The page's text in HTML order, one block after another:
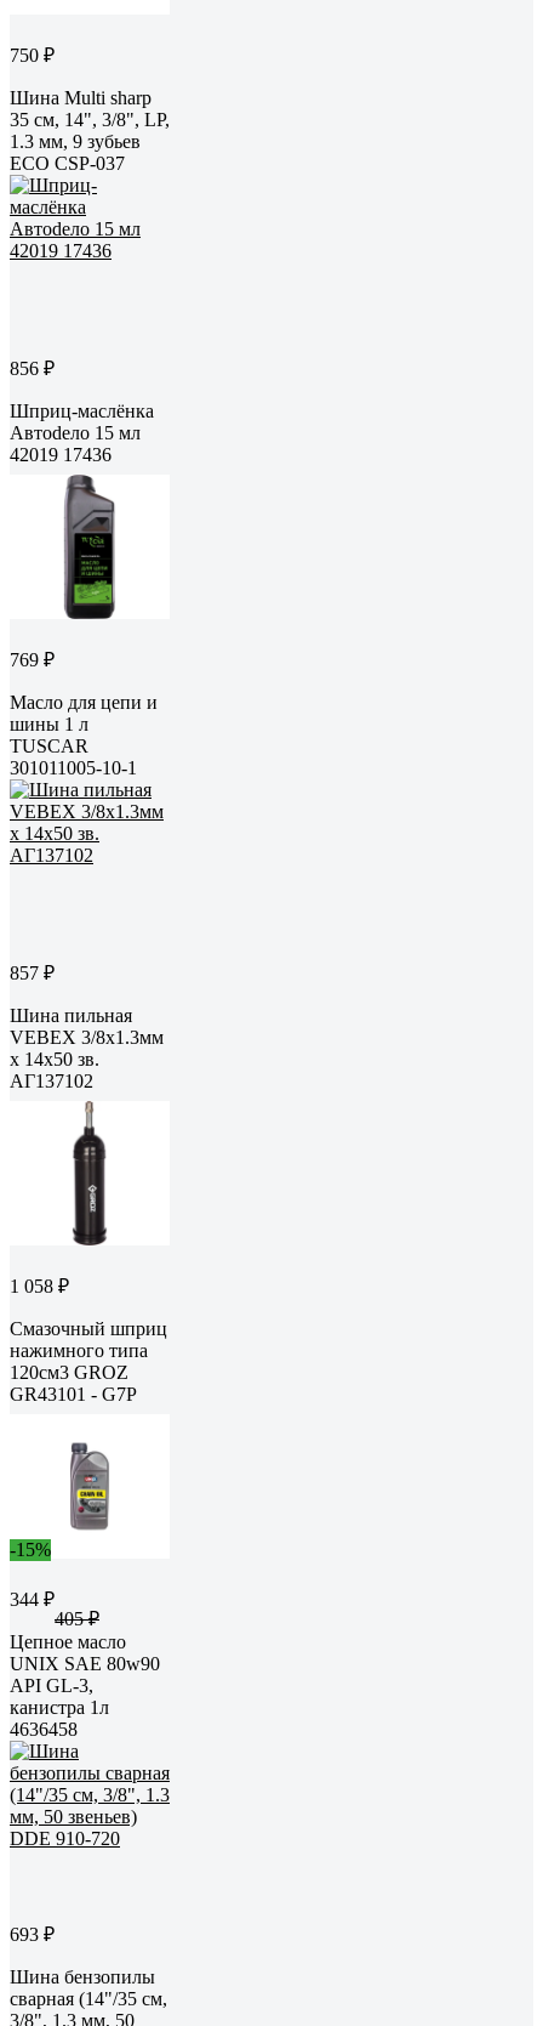
750 ₽
Шина Multi sharp
35 см, 14", 3/8", LP,
1.3 мм, 9 зубьев
ECO CSP-037
856 ₽
Шприц-маслёнка
Автоdело 15 мл
42019 17436
769 ₽
Масло для цепи и
шины 1 л
TUSCAR
301011005-10-1
857 ₽
Шина пильная
VEBEX 3/8x1.3мм
х 14x50 зв.
АГ137102
1 058 ₽
Смазочный шприц
нажимного типа
120см3 GROZ
GR43101 - G7P
-15%
344 ₽
405 ₽
Цепное масло
UNIX SAE 80w90
API GL-3,
канистра 1л
4636458
693 ₽
Шина бензопилы
сварная (14"/35 см,
3/8", 1.3 мм, 50